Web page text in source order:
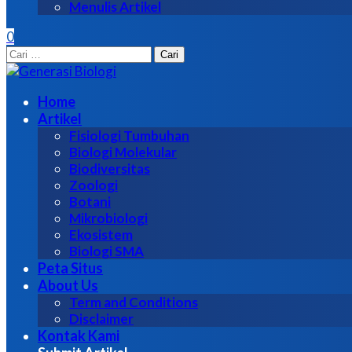
Menulis Artikel
0
Cari
untuk:
Home
Artikel
Fisiologi Tumbuhan
Biologi Molekular
Biodiversitas
Zoologi
Botani
Mikrobiologi
Ekosistem
Biologi SMA
Peta Situs
About Us
Term and Conditions
Disclaimer
Kontak Kami